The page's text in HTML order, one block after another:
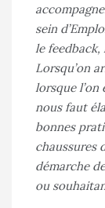
sein
le
Lorsqu’on
lorsque
nous faut
bonnes
chaussures
démarche
ou